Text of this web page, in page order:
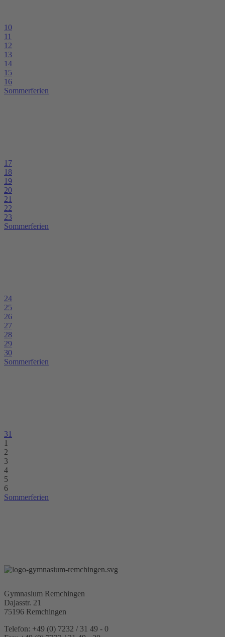
10
11
12
13
14
15
16
Sommerferien
17
18
19
20
21
22
23
Sommerferien
24
25
26
27
28
29
30
Sommerferien
31
1
2
3
4
5
6
Sommerferien
Gymnasium Remchingen
Dajasstr. 21
75196 Remchingen
Telefon: +49 (0) 7232 / 31 49 - 0